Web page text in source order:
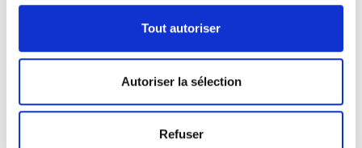
Tout autoriser
Autoriser la sélection
Refuser
sécurité numérique à l’école, seul un